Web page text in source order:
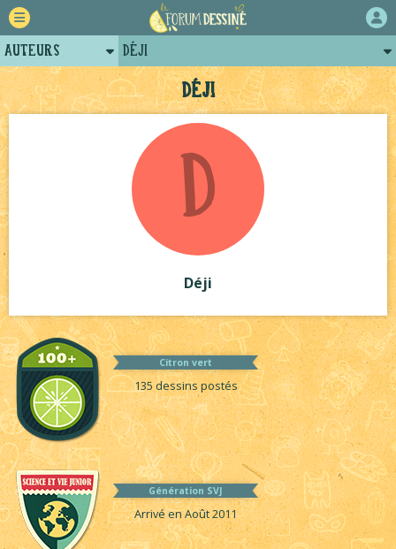
Déji
D
Déji
Citron vert
135 dessins postés
Génération SVJ
Arrivé en Août 2011
Auteurs
Retour
Forum
Projets
Tutoriels
Déji
Posts de déji
Projets collectifs de déji